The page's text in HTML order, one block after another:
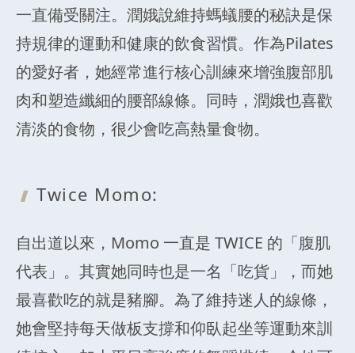
一直備受關注。潤娥說維持螞蟻腰的秘訣是保
持規律的運動和健康的飲食習慣。作為Pilates
的愛好者，她經常進行核心訓練來增強腹部肌
肉和塑造纖細的腰部線條。同時，潤娥也喜歡
清淡的食物，很少會吃高熱量食物。
Twice Momo:
自出道以來，Momo 一直是 TWICE 的「腹肌
代表」。其實她同時也是一名「吃貨」，而她
最喜歡吃的就是豬腳。為了維持迷人的線條，
她會堅持每天做板支撐和仰臥起坐等運動來訓